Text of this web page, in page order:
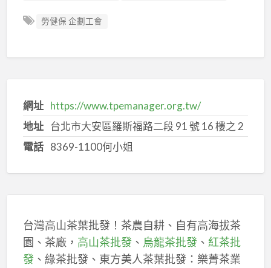
勞健保 企劃工會
網址 https://www.tpemanager.org.tw/
地址 台北市大安區羅斯福路二段 91 號 16 樓之 2
電話 8369-1100何小姐
台灣高山茶葉批發！茶農自耕、自有高海拔茶
園、茶廠， 高山茶批發、 烏龍茶批發、 紅茶批
發、綠茶批發、東方美人茶葉批發：樂菁茶業